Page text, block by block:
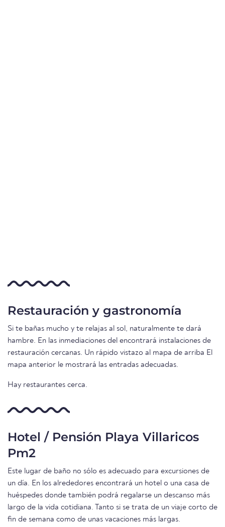
Restauración y gastronomía
Si te bañas mucho y te relajas al sol, naturalmente te dará
hambre. En las inmediaciones del encontrará instalaciones de
restauración cercanas. Un rápido vistazo al mapa de arriba El
mapa anterior le mostrará las entradas adecuadas.
Hay restaurantes cerca.
Hotel / Pensión Playa Villaricos
Pm2
Este lugar de baño no sólo es adecuado para excursiones de
un día. En los alrededores encontrará un hotel o una casa de
huéspedes donde también podrá regalarse un descanso más
largo de la vida cotidiana. Tanto si se trata de un viaje corto de
fin de semana como de unas vacaciones más largas.